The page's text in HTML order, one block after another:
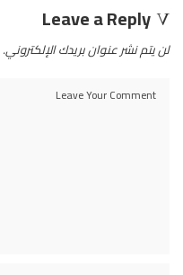
Leave a Reply
لن يتم نشر عنوان بريدك الإلكتروني.